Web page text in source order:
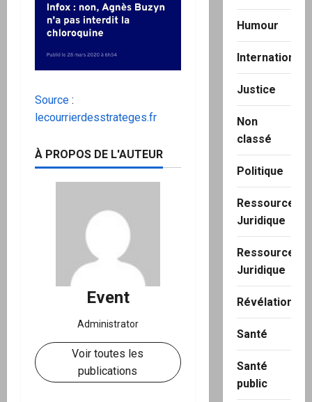
Source :
lecourrierdesstrateges.fr
À PROPOS DE L'AUTEUR
Event
Administrator
Voir toutes les
publications
Humour
International
Justice
Non
classé
Politique
Ressource
Juridique
Ressource
Juridique
Révélation
Santé
Santé
public